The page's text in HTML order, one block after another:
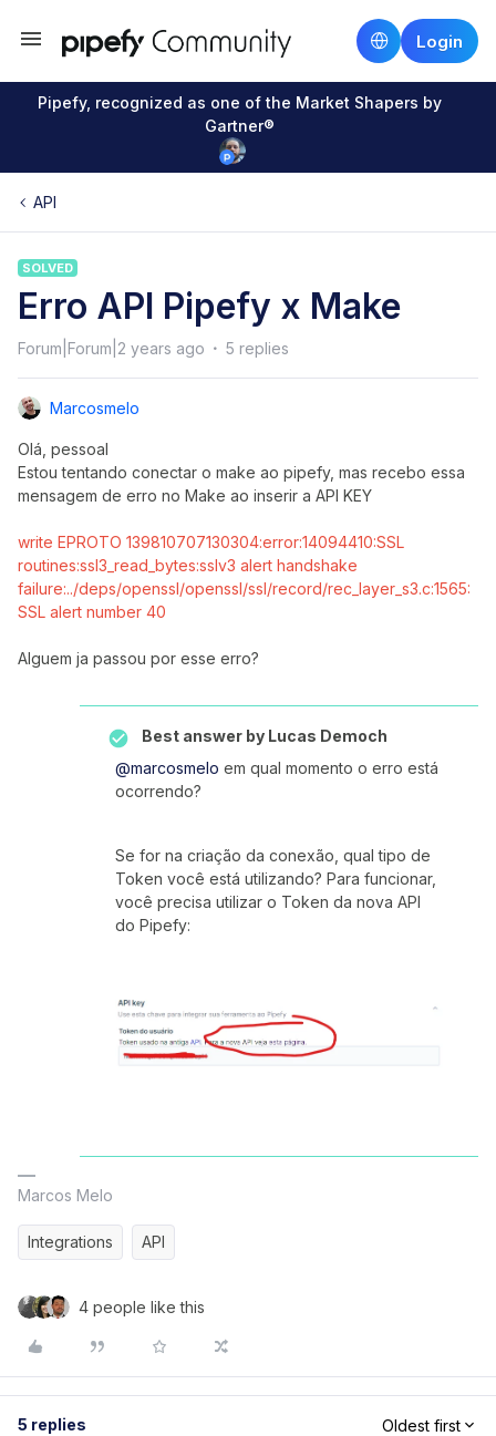
Login
Pipefy, recognized as one of the Market Shapers by
Gartner®
API
SOLVED
Erro API Pipefy x Make
Forum|Forum|2 years ago 5 replies
Marcosmelo
Olá, pessoal
Estou tentando conectar o make ao pipefy, mas recebo essa
mensagem de erro no Make ao inserir a API KEY
write EPROTO 139810707130304:error:14094410:SSL
routines:ssl3_read_bytes:sslv3 alert handshake
failure:../deps/openssl/openssl/ssl/record/rec_layer_s3.c:1565:
SSL alert number 40
Alguem ja passou por esse erro?
Best answer by Lucas Democh
@marcosmelo em qual momento o erro está
ocorrendo?
Se for na criação da conexão, qual tipo de
Token você está utilizando? Para funcionar,
você precisa utilizar o Token da nova API
do Pipefy:
Marcos Melo
Integrations API
4 people like this
5 replies Oldest first